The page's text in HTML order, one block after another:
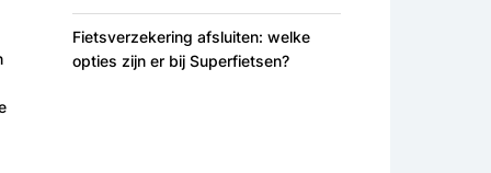
Fietsverzekering afsluiten: welke
opties zijn er bij Superfietsen?